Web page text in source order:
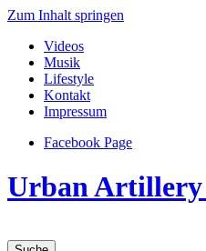
Zum Inhalt springen
Videos
Musik
Lifestyle
Kontakt
Impressum
Facebook Page
Urban Artillery